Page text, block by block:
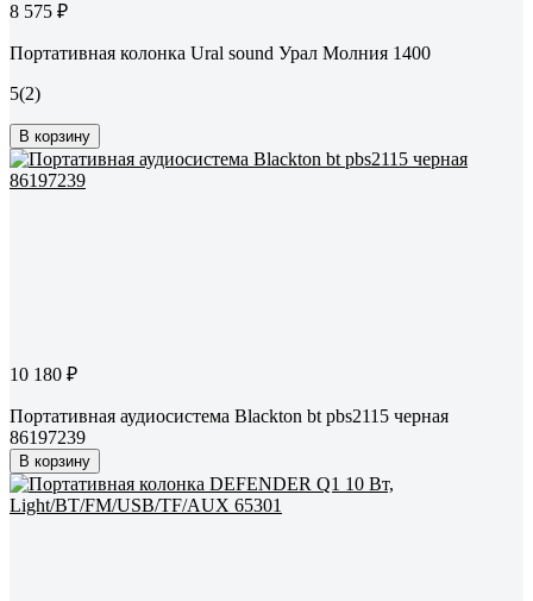
8 575 ₽
Портативная колонка Ural sound Урал Молния 1400
5(2)
В корзину
10 180 ₽
Портативная аудиосистема Blackton bt pbs2115 черная
86197239
В корзину